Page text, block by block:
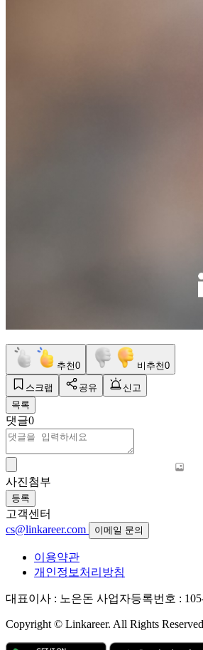
추천0 비추천0
스크랩 공유
신고
목록
댓글0
사진첨부
등록
고객센터
cs@linkareer.com
이메일 문의
이용약관
개인정보처리방침
대표이사 : 노은돈 사업자등록번호 :
Copyright © Linkareer. All Rights